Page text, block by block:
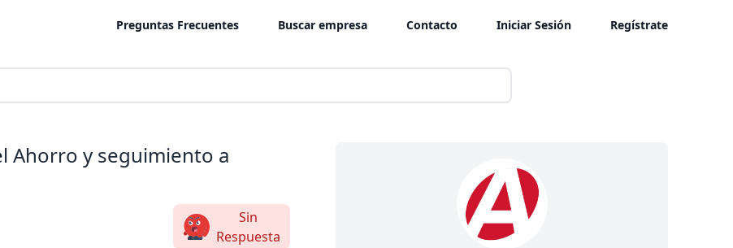
Preguntas Frecuentes Buscar empresa Contacto Iniciar Sesión Regístrate
Ahorro y seguimiento a
Sin
Respuesta